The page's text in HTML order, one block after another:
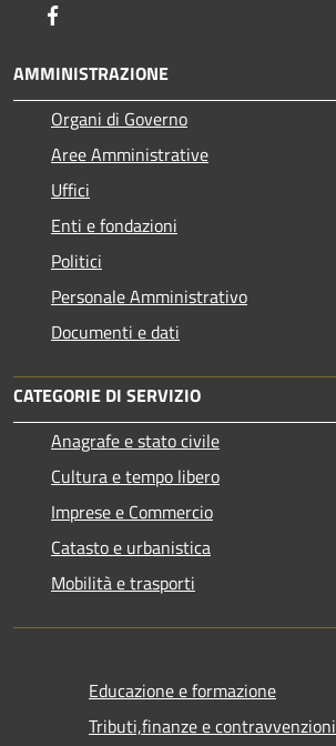
AMMINISTRAZIONE
Organi di Governo
Aree Amministrative
Uffici
Enti e fondazioni
Politici
Personale Amministrativo
Documenti e dati
CATEGORIE DI SERVIZIO
Anagrafe e stato civile
Cultura e tempo libero
Imprese e Commercio
Catasto e urbanistica
Mobilità e trasporti
Educazione e formazione
Tributi,finanze e contravvenzioni